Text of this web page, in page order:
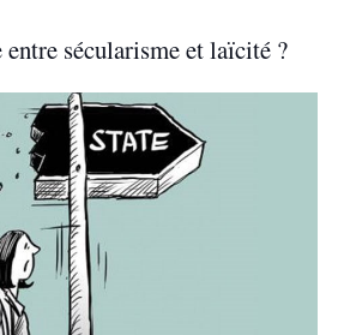
sécularisme et laïcité ?